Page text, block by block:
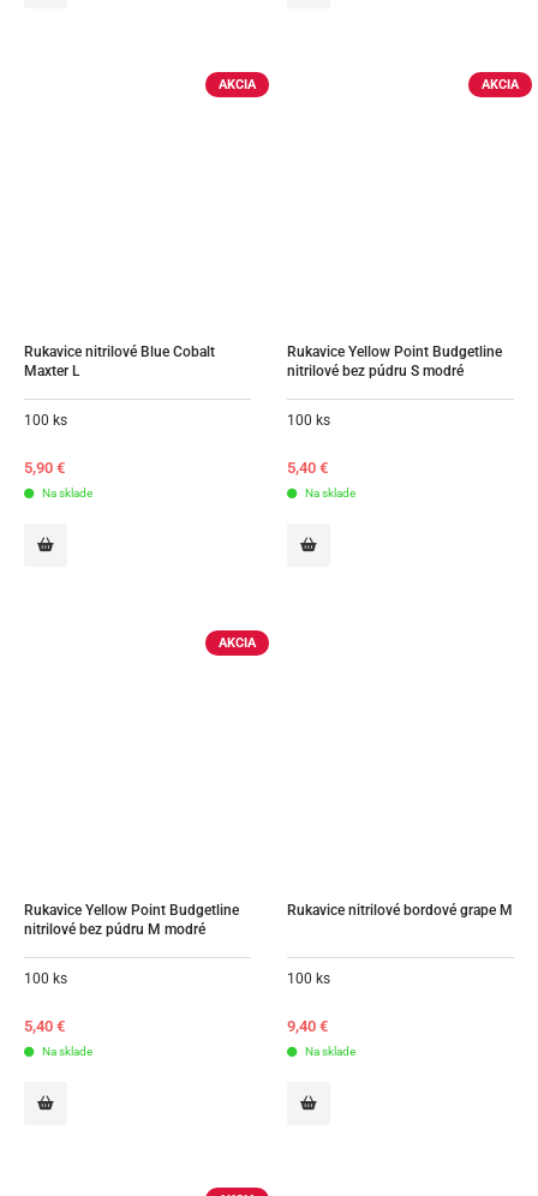
AKCIA
Rukavice nitrilové Blue Cobalt
Maxter L
100 ks
5,90 €
Na sklade
AKCIA
Rukavice Yellow Point Budgetline
nitrilové bez púdru S modré
100 ks
5,40 €
Na sklade
AKCIA
Rukavice Yellow Point Budgetline
nitrilové bez púdru M modré
100 ks
5,40 €
Na sklade
Rukavice nitrilové bordové grape M
100 ks
9,40 €
Na sklade